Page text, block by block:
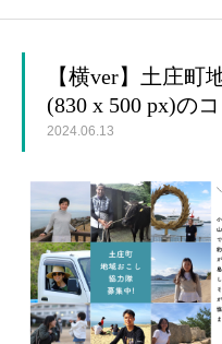
【横ver】土庄町
(830 x 500 px)の
2024.06.13